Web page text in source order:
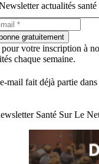
actualités santé
gratuitement
votre inscription à
chaque semaine.
mail fait déjà partie
Santé Sur Le